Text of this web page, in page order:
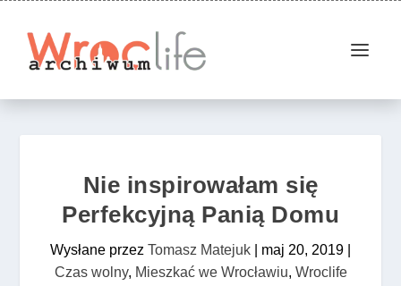
Nie inspirowałam się
Perfekcyjną Panią Domu
Wysłane przez Tomasz Matejuk maj 20, 2019
Czas wolny, Mieszkać we Wrocławiu, Wroclife